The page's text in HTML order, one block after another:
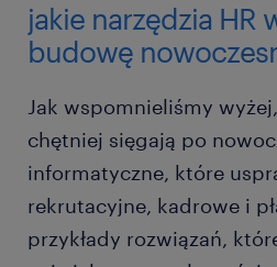
jakie narzędzia HR
budowę
Jak wspomnieliśmy
chętniej sięgają po
informatyczne, które
rekrutacyjne, kadrowe i
przykłady rozwiązań,